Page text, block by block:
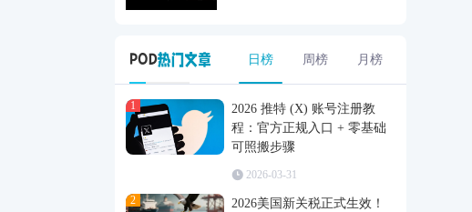
日榜 周榜 月榜
1
2026 推特 (X) 账号注册教
程：官方正规入口 + 零基础
可照搬步骤
2026-03-31
2
2026美国新关税正式生效！